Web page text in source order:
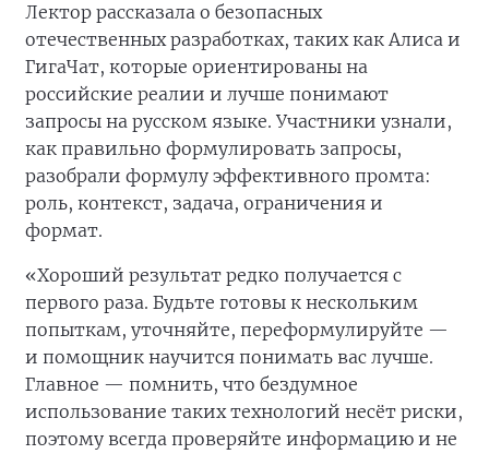
Лектор рассказала о безопасных
отечественных разработках, таких как Алиса и
ГигаЧат, которые ориентированы на
российские реалии и лучше понимают
запросы на русском языке. Участники узнали,
как правильно формулировать запросы,
разобрали формулу эффективного промта:
роль, контекст, задача, ограничения и
формат.
«Хороший результат редко получается с
первого раза. Будьте готовы к нескольким
попыткам, уточняйте, переформулируйте —
и помощник научится понимать вас лучше.
Главное — помнить, что бездумное
использование таких технологий несёт риски,
поэтому всегда проверяйте информацию и не